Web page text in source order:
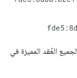
يمكن استخدام هذا المنطق نفسه لتحديد RLOC لجميع العُقد المميزة في